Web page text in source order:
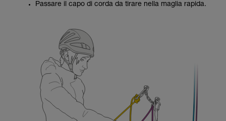
Passare il capo di corda da tirare nella maglia rapida.